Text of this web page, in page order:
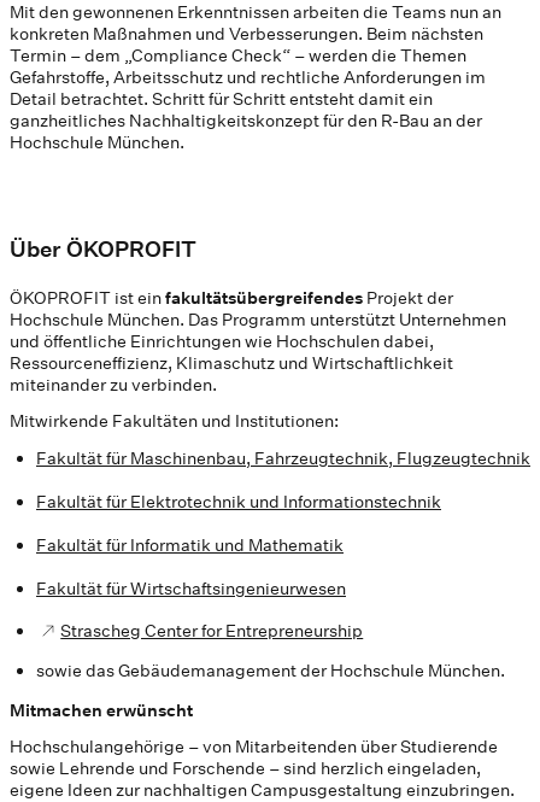
Mit den gewonnenen Erkenntnissen arbeiten die Teams nun an
konkreten Maßnahmen und Verbesserungen. Beim nächsten
Termin – dem „Compliance Check“ – werden die Themen
Gefahrstoffe, Arbeitsschutz und rechtliche Anforderungen im
Detail betrachtet. Schritt für Schritt entsteht damit ein
ganzheitliches Nachhaltigkeitskonzept für den R-Bau an der
Hochschule München.
Über ÖKOPROFIT
ÖKOPROFIT ist einfakultätsübergreifendes Projekt der
Hochschule München. Das Programm unterstützt Unternehmen
und öffentliche Einrichtungen wie Hochschulen dabei,
Ressourceneffizienz, Klimaschutz und Wirtschaftlichkeit
miteinander zu verbinden.
Mitwirkende Fakultäten und Institutionen:
Fakultät für Maschinenbau, Fahrzeugtechnik, Flugzeugtechnik
Fakultät für Elektrotechnik und Informationstechnik
Fakultät für Informatik und Mathematik
Fakultät für Wirtschaftsingenieurwesen
Strascheg Center for Entrepreneurship
sowie das Gebäudemanagement der Hochschule München.
Mitmachen erwünscht
Hochschulangehörige – von Mitarbeitenden über Studierende
sowie Lehrende und Forschende – sind herzlich eingeladen,
eigene Ideen zur nachhaltigen Campusgestaltung einzubringen.